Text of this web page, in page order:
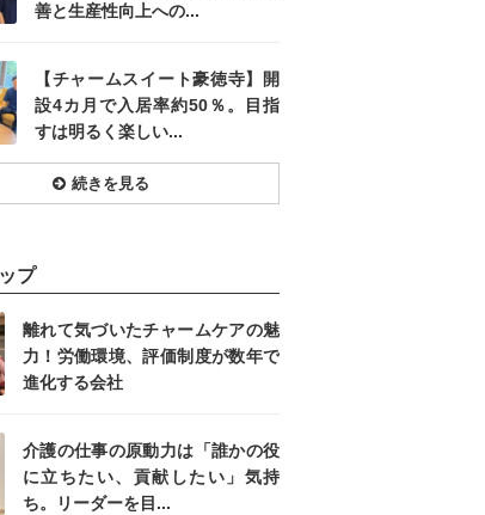
善と生産性向上への...
【チャームスイート豪徳寺】開
設4カ月で入居率約50％。目指
すは明るく楽しい...
続きを見る
プ
離れて気づいたチャームケアの魅
力！労働環境、評価制度が数年で
進化する会社
介護の仕事の原動力は「誰かの役
に立ちたい、貢献したい」気持
ち。リーダーを目...